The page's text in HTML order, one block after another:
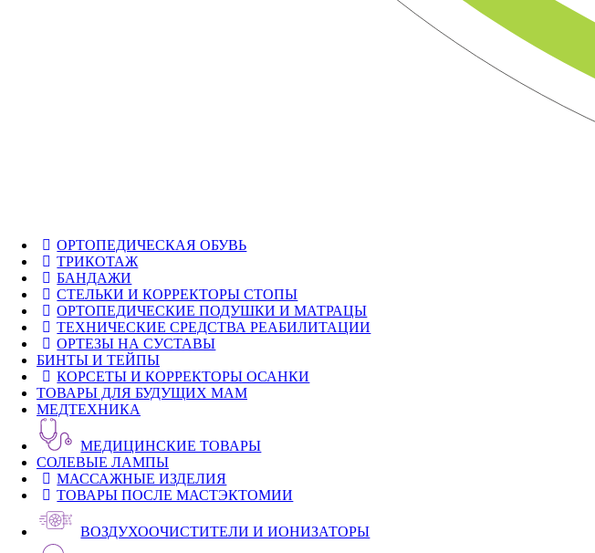
ОРТОПЕДИЧЕСКАЯ ОБУВЬ
ТРИКОТАЖ
БАНДАЖИ
СТЕЛЬКИ И КОРРЕКТОРЫ СТОПЫ
ОРТОПЕДИЧЕСКИЕ ПОДУШКИ И МАТРАЦЫ
ТЕХНИЧЕСКИЕ СРЕДСТВА РЕАБИЛИТАЦИИ
ОРТЕЗЫ НА СУСТАВЫ
БИНТЫ И ТЕЙПЫ
КОРСЕТЫ И КОРРЕКТОРЫ ОСАНКИ
ТОВАРЫ ДЛЯ БУДУЩИХ МАМ
МЕДТЕХНИКА
МЕДИЦИНСКИЕ ТОВАРЫ
СОЛЕВЫЕ ЛАМПЫ
МАССАЖНЫЕ ИЗДЕЛИЯ
ТОВАРЫ ПОСЛЕ МАСТЭКТОМИИ
ВОЗДУХООЧИСТИТЕЛИ И ИОНИЗАТОРЫ